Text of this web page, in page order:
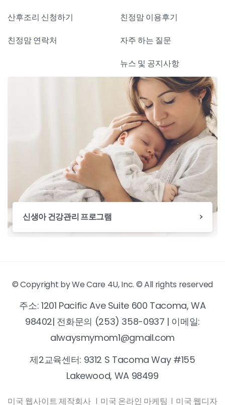
산후조리 신청하기
친정맘 연락처
친정맘 이용후기
자주 하는 질문
뉴스 및 공지사항
신생아 건강관리 프로그램
© Copyright by We Care 4U, Inc. © All rights reserved
주소: 1201 Pacific Ave Suite 600 Tacoma, WA
98402| 전화문의 (253) 358-0937 | 이메일:
alwaysmymom1@gmail.com
제2교육센터: 9312 S Tacoma Way #155
Lakewood, WA 98499
미국 웹사이트 제작회사 | 미국 온라인 마케팅 | 미국 웹디자